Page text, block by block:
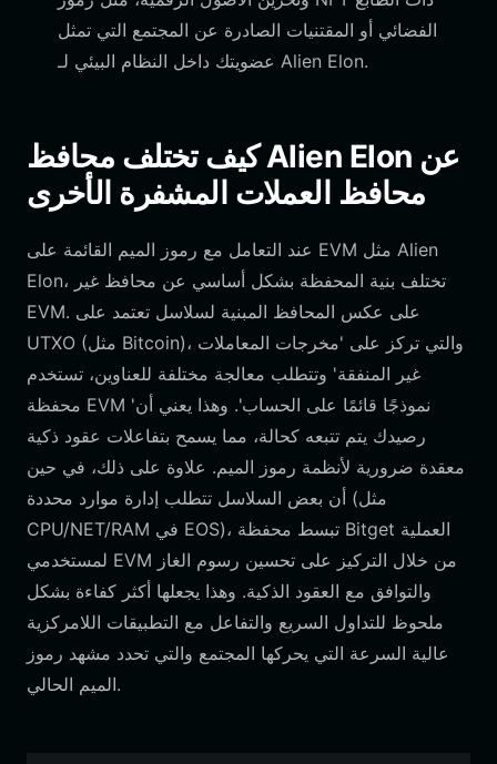
الفضائي أو المقتنيات الصادرة عن المجتمع التي تمثل
عضويتك داخل النظام البيئي لـ Alien Elon.
كيف تختلف محافظ Alien Elon عن
محافظ العملات المشفرة الأخرى
عند التعامل مع رموز الميم القائمة على EVM مثل Alien
Elon، تختلف بنية المحفظة بشكل أساسي عن محافظ غير
EVM. على عكس المحافظ المبنية لسلاسل تعتمد على
UTXO (مثل Bitcoin)، والتي تركز على 'مخرجات المعاملات
غير المنفقة' وتتطلب معالجة مختلفة للعناوين، تستخدم
محفظة EVM 'نموذجًا قائمًا على الحساب'. وهذا يعني أن
رصيدك يتم تتبعه كحالة، مما يسمح بتفاعلات عقود ذكية
معقدة ضرورية لأنظمة رموز الميم. علاوة على ذلك، في حين
أن بعض السلاسل تتطلب إدارة موارد محددة (مثل
CPU/NET/RAM في EOS)، تبسط محفظة Bitget العملية
لمستخدمي EVM من خلال التركيز على تحسين رسوم الغاز
والتوافق مع العقود الذكية. وهذا يجعلها أكثر كفاءة بشكل
ملحوظ للتداول السريع والتفاعل مع التطبيقات اللامركزية
عالية السرعة التي يحركها المجتمع والتي تحدد مشهد رموز
الميم الحالي.